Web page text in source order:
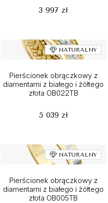
3 997 zł
NATURALNY
Pierścionek obrączkowy z
diamentami z białego i żółtego
złota OB022TB
5 039 zł
NATURALNY
Pierścionek obrączkowy z
diamentami z białego i żółtego
złota OB005TB